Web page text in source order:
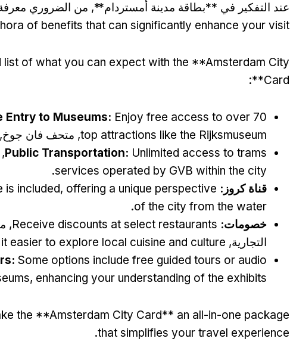
عند التفكير في **بطاقة مدينة أمستردام**, من الضروري
of benefits that can significantly enhance your visit
list of what you can expect with the **Amsterdam City
Card**
:
Entry to Museums: Enjoy free access to over 70 المتاحف,
top attractions like the Rijksmuseum, متحف فان
Public Transportation: Unlimited access to trams
services operated by GVB within the city
.
قناة كروز:
is included, offering a unique perspective
of the city from the water
.
خصومات: Receive discounts at select restaurants
,
التجارية, easier to explore local cuisine and culture
: Some options include free guided tours or audio
, enhancing your understanding of the exhibits
the **Amsterdam City Card** an all-in-one package
that simplifies your travel experience
.